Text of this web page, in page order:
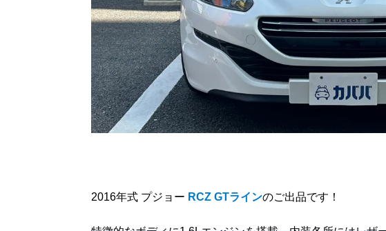
2016年式 プジョー RCZ GTラインのご出品です！